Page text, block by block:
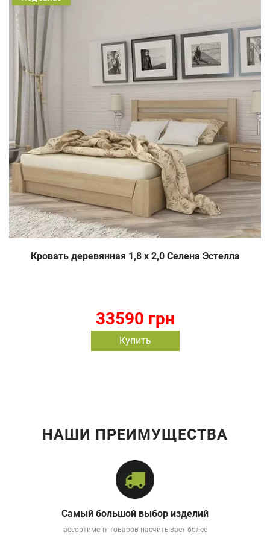
Кровать деревянная 1,8 х 2,0 Селена Эстелла
33590 грн
Купить
НАШИ ПРЕИМУЩЕСТВА
Самый большой выбор изделий
ассортимент товаров насчитывает более